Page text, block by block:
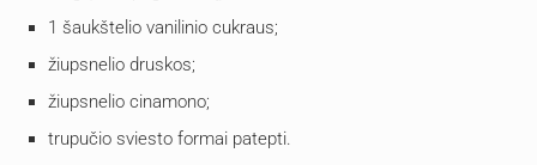
1 šaukštelio vanilinio cukraus;
žiupsnelio druskos;
žiupsnelio cinamono;
trupučio sviesto formai patepti.